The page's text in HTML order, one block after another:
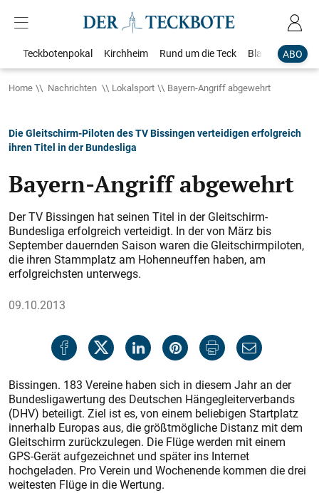
ABO
Teckbotenpokal Kirchheim Rund um die Teck Blaulicht
Home Nachrichten Lokalsport Bayern-Angriff abgewehrt
Die Gleitschirm-Piloten des TV Bissingen verteidigen erfolgreich
ihren Titel in der Bundesliga
Bayern-Angriff abgewehrt
Der TV Bissingen hat seinen Titel in der Gleitschirm-
Bundesliga erfolgreich verteidigt. In der von März bis
September dauernden Saison waren die Gleitschirmpiloten,
die ihren Stammplatz am Hohenneuffen haben, am
erfolgreichsten unterwegs.
09.10.2013
Bissingen. 183 Vereine haben sich in diesem Jahr an der
Bundesligawertung des Deutschen Hängegleiterverbands
(DHV) beteiligt. Ziel ist es, von einem beliebigen Startplatz
innerhalb Europas aus, die größtmögliche Distanz mit dem
Gleitschirm zurückzulegen. Die Flüge werden mit einem
GPS-Gerät aufgezeichnet und später ins Internet
hochgeladen. Pro Verein und Wochenende kommen die drei
weitesten Flüge in die Wertung.